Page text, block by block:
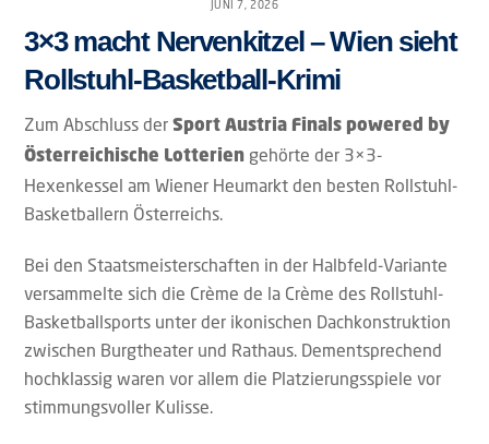
JUNI 7, 2026
3×3 macht Nervenkitzel – Wien sieht
Rollstuhl-Basketball-Krimi
Zum Abschluss derSport Austria Finals powered by
Österreichische Lotterien gehörte der 3×3-
Hexenkessel am Wiener Heumarkt den besten Rollstuhl-
Basketballern Österreichs.
Bei den Staatsmeisterschaften in der Halbfeld-Variante
versammelte sich die Crème de la Crème des Rollstuhl-
Basketballsports unter der ikonischen Dachkonstruktion
zwischen Burgtheater und Rathaus. Dementsprechend
hochklassig waren vor allem die Platzierungsspiele vor
stimmungsvoller Kulisse.